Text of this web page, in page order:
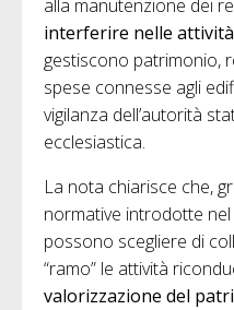
alla manutenzione dei
interferire nelle
gestiscono patrimonio,
spese connesse agli
vigilanza dell’autorità
ecclesiastica.
La nota chiarisce che,
normative introdotte
possono scegliere di
“ramo” le attività
valorizzazione del